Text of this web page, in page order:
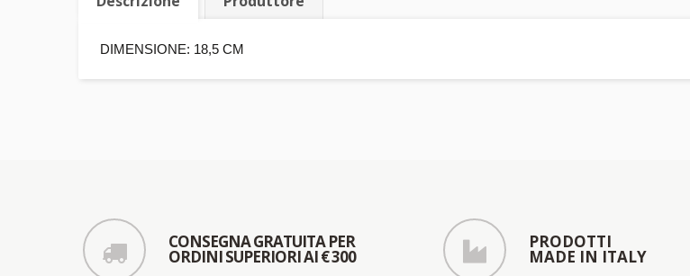
DIMENSIONE: 18,5 CM
CONSEGNA GRATUITA PER
ORDINI SUPERIORI AI € 300
PRODOTTI
MADE IN ITALY